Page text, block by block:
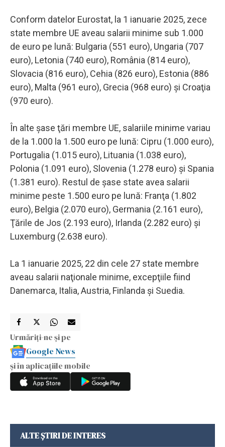
Conform datelor Eurostat, la 1 ianuarie 2025, zece
state membre UE aveau salarii minime sub 1.000
de euro pe lună: Bulgaria (551 euro), Ungaria (707
euro), Letonia (740 euro), România (814 euro),
Slovacia (816 euro), Cehia (826 euro), Estonia (886
euro), Malta (961 euro), Grecia (968 euro) şi Croaţia
(970 euro).
În alte şase ţări membre UE, salariile minime variau
de la 1.000 la 1.500 euro pe lună: Cipru (1.000 euro),
Portugalia (1.015 euro), Lituania (1.038 euro),
Polonia (1.091 euro), Slovenia (1.278 euro) şi Spania
(1.381 euro). Restul de şase state avea salarii
minime peste 1.500 euro pe lună: Franţa (1.802
euro), Belgia (2.070 euro), Germania (2.161 euro),
Ţările de Jos (2.193 euro), Irlanda (2.282 euro) şi
Luxemburg (2.638 euro).
La 1 ianuarie 2025, 22 din cele 27 state membre
aveau salarii naţionale minime, excepţiile fiind
Danemarca, Italia, Austria, Finlanda şi Suedia.
Urmăriți-ne și pe
Google News
și în aplicațiile mobile
ALTE ȘTIRI DE INTERES